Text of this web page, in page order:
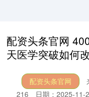
配资头条官网
天医学突破如何
配资头条官网
216
日期：2025-11-